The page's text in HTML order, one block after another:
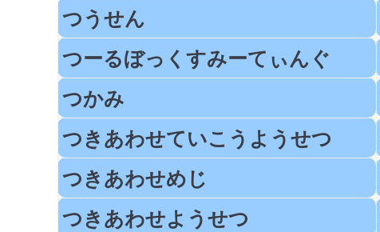
つうせん
つーるぼっくすみーてぃんぐ
つかみ
つきあわせていこうようせつ
つきあわせめじ
つきあわせようせつ